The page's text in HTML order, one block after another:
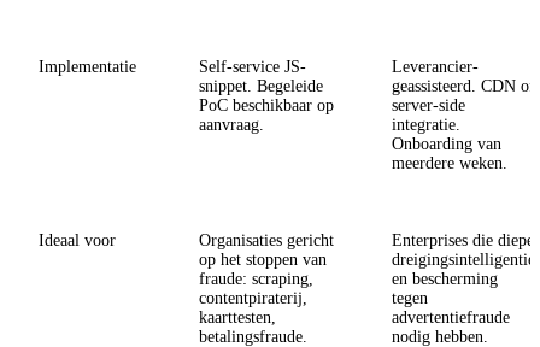
Implementatie
Self-service JS-
snippet. Begeleide
PoC beschikbaar op
aanvraag.
Leverancier-
geassisteerd. CDN of
server-side
integratie.
Onboarding van
meerdere weken.
Ideaal voor
Organisaties gericht
op het stoppen van
fraude: scraping,
contentpiraterij,
kaarttesten,
betalingsfraude.
Enterprises die diepe
dreigingsintelligentie
en bescherming
tegen
advertentiefraude
nodig hebben.